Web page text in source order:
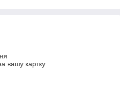
вашу картку